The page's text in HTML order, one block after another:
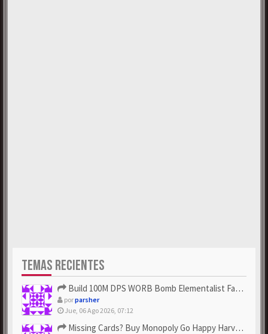
TEMAS RECIENTES
Build 100M DPS WORB Bomb Elementalist Fast - Grab POE Curren...
porparsher
Jue, 06 Ago 2026, 07:12
Missing Cards? Buy Monopoly Go Happy Harvest with Looney Tun...